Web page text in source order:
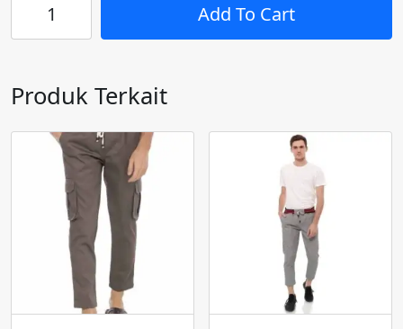
Celana
SIRWAL
Casual
Slimfit
Cingkrang
Add To Cart
Produk Terkait